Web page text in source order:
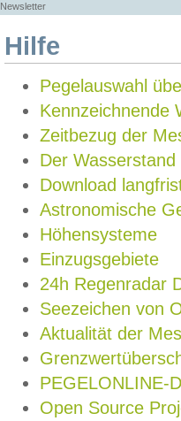
Newsletter
Hilfe
Pegelauswahl
Kennzeichnende
Zeitbezug der
Der Wasserstand
Download
Astronomische
Höhensysteme
Einzugsgebiete
24h Regenradar
Seezeichen von
Aktualität der
PEGELONLINE-
Open Source